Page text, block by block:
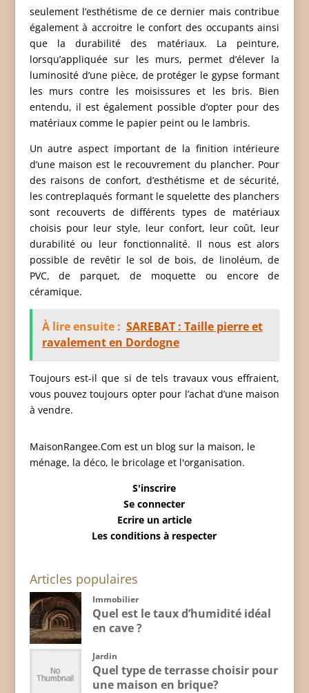
seulement l’esthétisme de ce dernier mais contribue
également à accroitre le confort des occupants ainsi
que la durabilité des matériaux. La peinture,
lorsqu’appliquée sur les murs, permet d’élever la
luminosité d’une pièce, de protéger le gypse formant
les murs contre les moisissures et les bris. Bien
entendu, il est également possible d’opter pour des
matériaux comme le papier peint ou le lambris.
Un autre aspect important de la finition intérieure
d’une maison est le recouvrement du plancher. Pour
des raisons de confort, d’esthétisme et de sécurité,
les contreplaqués formant le squelette des planchers
sont recouverts de différents types de matériaux
choisis pour leur style, leur confort, leur coût, leur
durabilité ou leur fonctionnalité. Il nous est alors
possible de revêtir le sol de bois, de linoléum, de
PVC, de parquet, de moquette ou encore de
céramique.
À lire ensuite : SAREBAT : Taille pierre et
ravalement en Dordogne
Toujours est-il que si de tels travaux vous effraient,
vous pouvez toujours opter pour l’achat d’une maison
à vendre.
MaisonRangee.Com est un blog sur la maison, le
ménage, la déco, le bricolage et l'organisation.
S'inscrire
Se connecter
Ecrire un article
Les conditions à respecter
Articles populaires
Immobilier
Quel est le taux d’humidité idéal
en cave ?
Jardin
Quel type de terrasse choisir pour
une maison en brique?